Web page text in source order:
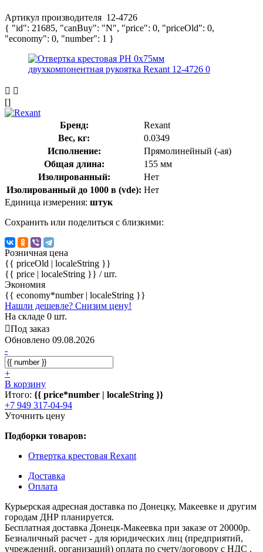
Артикул производителя 12-4726
{ "id": 21685, "canBuy": "N", "price": 0, "priceOld": 0,
"economy": 0, "number": 1 }
[]
Бренд:
Rexant
Вес, кг:
0.0349
Исполнение:
Прямолинейный (-ая)
Общая длина:
155 мм
Изолированный:
Нет
Изолированный до 1000 в (vde): Нет
Единица измерения: штук
Сохранить или поделиться с близкими:
Розничная цена
{{ priceOld | localeString }}
{{ price | localeString }} / шт.
Экономия
{{ economy*number | localeString }}
Нашли дешевле? Снизим цену!
На складе 0 шт.
Под заказ
Обновлено 09.08.2026
-
+
В корзину
Итого: {{ price*number | localeString }}
+7 949 317-04-94
Уточнить цену
Подборки товаров:
Отвертка крестовая Rexant
Доставка
Оплата
Курьерская адресная доставка по Донецку, Макеевке и другим
городам ДНР планируется.
Бесплатная доставка Донецк-Макеевка при заказе от 20000р.
Безналичный расчет - для юридических лиц (предприятий,
учреждений, организаций) оплата по счету/договору с НДС .